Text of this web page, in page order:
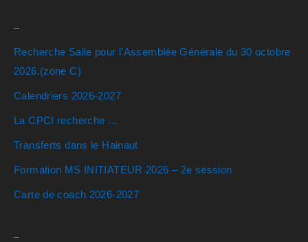
Recherche Salle pour l’Assemblée Générale du 30 octobre
2026.(zone C)
Calendriers 2026-2027
La CPCI recherche …
Transferts dans le Hainaut
Formation MS INITIATEUR 2026 – 2e session
Carte de coach 2026-2027